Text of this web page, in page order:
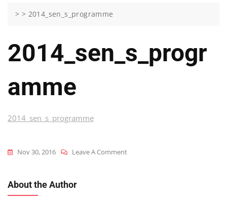
> > 2014_sen_s_programme
2014_sen_s_progr
Amme
2014_sen_s_programme
Nov 30, 2016 Leave A CommentOn
About the Author